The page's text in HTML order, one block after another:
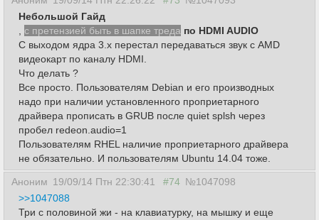
Небольшой Гайд
с претензией быть в шапке треда по HDMI AUDIO
С выходом ядра 3.х перестал передаваться звук с AMD
видеокарт по каналу HDMI.
Что делать ?
Все просто. Пользователям Debian и его производных
надо при наличии установленного проприетарного
драйвера прописать в GRUB после quiet splsh через
пробел redeon.audio=1
Пользователям RHEL наличие проприетарного драйвера
не обязательно. И пользователям Ubuntu 14.04 тоже.
Аноним 19/09/14 Птн 22:30:41 #74 №1047098
>>1047088
Три с половиной жи - на клавиатурку, на мышку и еще